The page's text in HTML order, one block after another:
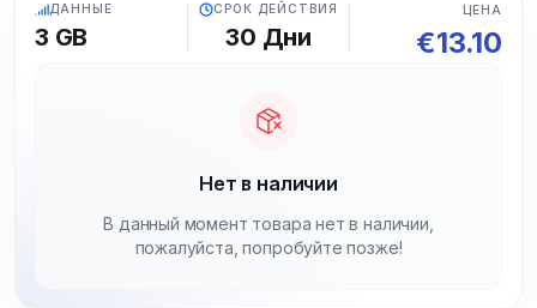
ДАННЫЕ
3 GB
СРОК ДЕЙСТВИЯ
30 Дни
ЦЕНА
€13.10
Нет в наличии
В данный момент товара нет в наличии,
пожалуйста, попробуйте позже!